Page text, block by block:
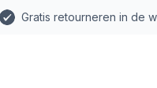
Gratis retourneren in de